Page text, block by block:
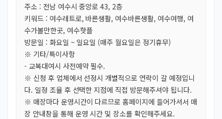
주소 : 전남 여수시 중앙로 43, 2층
키워드 : 여수레트로, 바른생활, 여수바른생활, 여수여행, 여
수가볼만한곳, 여수핫플
방문일 : 화요일 ~ 일요일 (매주 월요일은 정기휴무)
※ 기타/특이사항
- 교복대여시 사전예약 필수.
※ 신청 후 업체에서 선정시 개별적으로 연락이 갈 예정입니
다. 일정 조율 후 선택한 지점에 직접 방문해주셔야 됩니다.
※ 매장마다 운영시간이 다르므로 홈페이지에 들어가셔서 매
장 안내창을 통해 운영 시간 및 장소를 확인해주세요.